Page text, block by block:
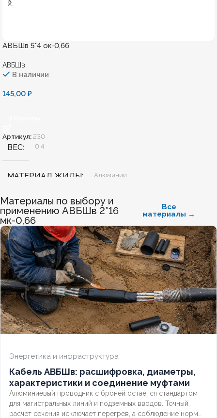
АВБШв 5*4 ок-0,66
АВБШв
В наличии
145,00 ₽
Артикул: 230
ВЕС 0,4
МАТЕРИАЛ ЖИЛЫ Алюминий
БЕЗГАЛОГЕННЫЙ Нет
ХЛАДОСТОЙКИЙ Нет
СЕЧЕНИЕ ТПЖ 4
ОГНЕСТОЙКИЙ Нет
НАЛИЧИЕ ЭКРАНА Нет
КОЛИЧЕСТВО ЖИЛ 5
Материалы по выбору и
применению АВБШв 2*16
мк-0,66
Все
материалы →
Энергетика и инфраструктура
Кабель АВБШв: расшифровка, диаметры,
характеристики и соединение муфтами
Алюминиевый проводник с броней остаётся стандартом
для магистральных линий и подземных вводов. Точный
расчёт сечения исключает перегрев, а соблюдение норм